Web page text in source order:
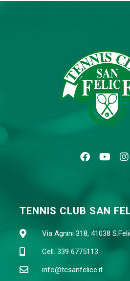
TENNIS CLUB SAN
Via Agnini 318, 41038
Cell. 339 6775113
info@tcsanfelice.it